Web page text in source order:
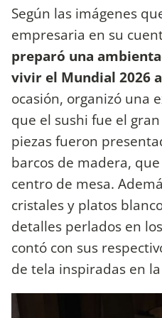
Según las imágenes
empresaria en su
preparó una
vivir el Mundial 2026
ocasión, organizó una
que el sushi fue el
piezas fueron
barcos de madera,
centro de mesa.
cristales y platos
detalles perlados en
contó con sus
de tela inspiradas en